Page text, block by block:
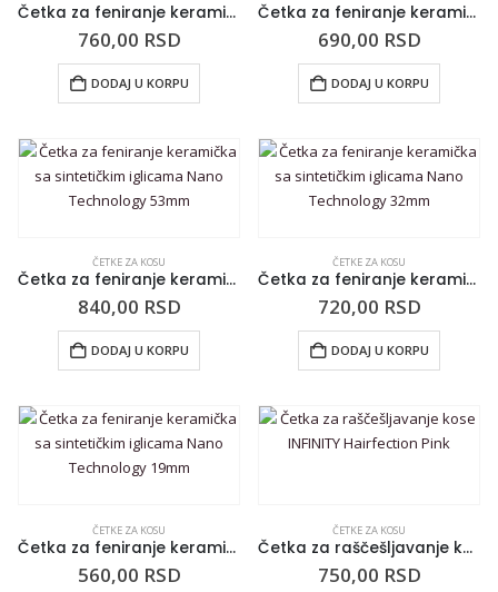
Četka za feniranje keramička sa sintetičkim iglicama i prirodnom dlakom Nano Technology 32mm
760,00 RSD
DODAJ U KORPU
Četka za feniranje keramička sa sintetičkim iglicama i prirodnom dlakom Nano Technology 25mm
690,00 RSD
DODAJ U KORPU
ČETKE ZA KOSU
Četka za feniranje keramička sa sintetičkim iglicama Nano Technology 53mm
840,00 RSD
DODAJ U KORPU
ČETKE ZA KOSU
Četka za feniranje keramička sa sintetičkim iglicama Nano Technology 32mm
720,00 RSD
DODAJ U KORPU
ČETKE ZA KOSU
Četka za feniranje keramička sa sintetičkim iglicama Nano Technology 19mm
560,00 RSD
ČETKE ZA KOSU
Četka za raščešljavanje kose INFINITY Hairfection Pink
750,00 RSD